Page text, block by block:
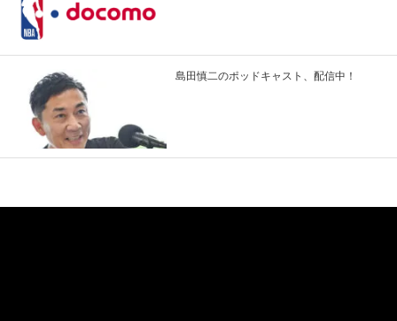
島田慎二のポッドキャスト、配信中！